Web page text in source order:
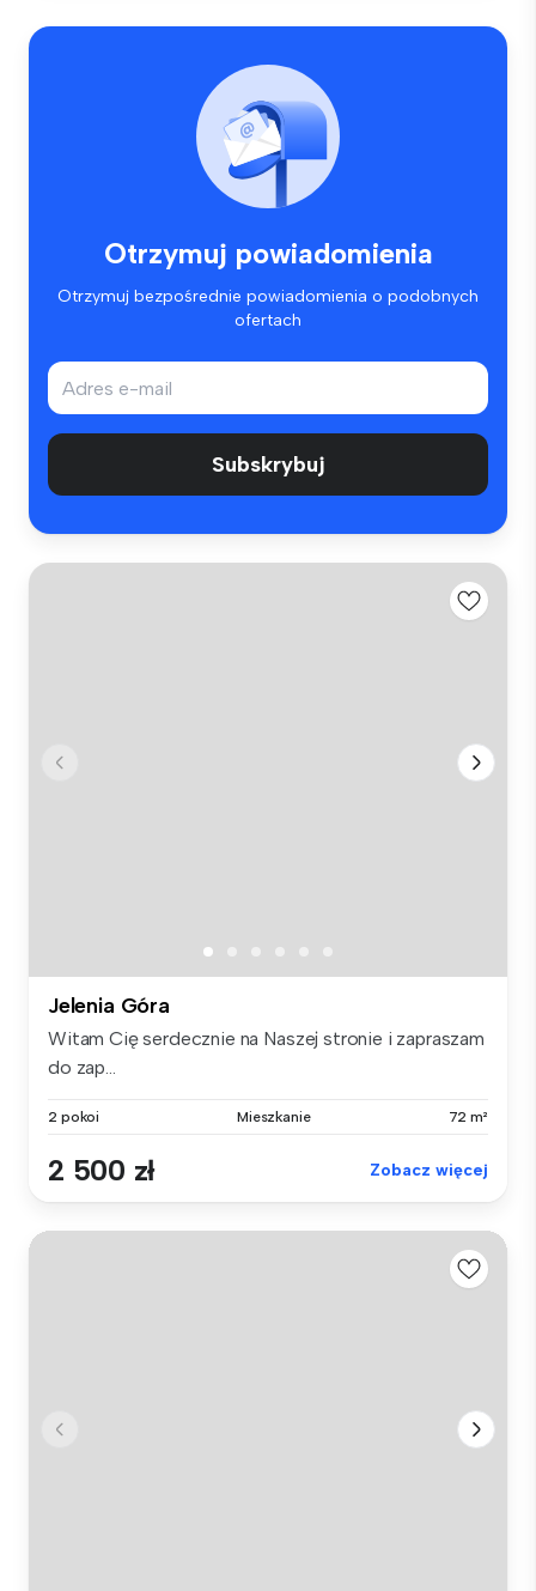
Otrzymuj powiadomienia
Otrzymuj bezpośrednie powiadomienia o podobnych
ofertach
Subskrybuj
Jelenia Góra
Witam Cię serdecznie na Naszej stronie i zapraszam
do zap...
2 pokoi Mieszkanie 72 m²
2 500 zł Zobacz więcej